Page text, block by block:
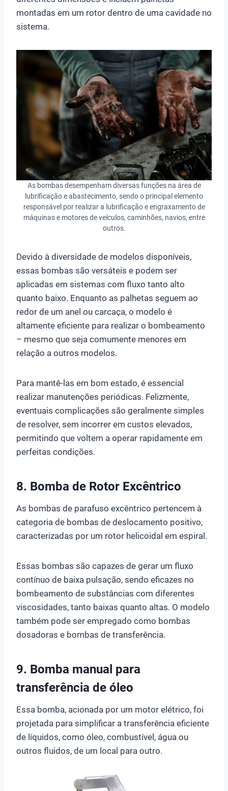
montadas em um rotor dentro de uma cavidade no
sistema.
As bombas desempenham diversas funções na área de
lubrificação e abastecimento, sendo o principal elemento
responsável por realizar a lubrificação e engraxamento de
máquinas e motores de veículos, caminhões, navios, entre
outros.
Devido à diversidade de modelos disponíveis,
essas bombas são versáteis e podem ser
aplicadas em sistemas com fluxo tanto alto
quanto baixo. Enquanto as palhetas seguem ao
redor de um anel ou carcaça, o modelo é
altamente eficiente para realizar o bombeamento
– mesmo que seja comumente menores em
relação a outros modelos.
Para mantê-las em bom estado, é essencial
realizar manutenções periódicas. Felizmente,
eventuais complicações são geralmente simples
de resolver, sem incorrer em custos elevados,
permitindo que voltem a operar rapidamente em
perfeitas condições.
8. Bomba de Rotor Excêntrico
As bombas de parafuso excêntrico pertencem à
categoria de bombas de deslocamento positivo,
caracterizadas por um rotor helicoidal em espiral.
Essas bombas são capazes de gerar um fluxo
contínuo de baixa pulsação, sendo eficazes no
bombeamento de substâncias com diferentes
viscosidades, tanto baixas quanto altas. O modelo
também pode ser empregado como bombas
dosadoras e bombas de transferência.
9. Bomba manual para
transferência de óleo
Essa bomba, acionada por um motor elétrico, foi
projetada para simplificar a transferência eficiente
de líquidos, como óleo, combustível, água ou
outros fluidos, de um local para outro.